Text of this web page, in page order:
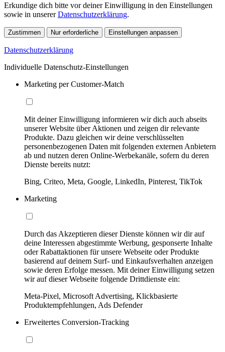
Erkundige dich bitte vor deiner Einwilligung in den Einstellungen
sowie in unsererDatenschutzerklärung.
Zustimmen Nur erforderliche Einstellungen anpassen
Datenschutzerklärung
Individuelle Datenschutz-Einstellungen
Marketing per Customer-Match
Mit deiner Einwilligung informieren wir dich auch abseits
unserer Website über Aktionen und zeigen dir relevante
Produkte. Dazu gleichen wir deine verschlüsselten
personenbezogenen Daten mit folgenden externen Anbietern
ab und nutzen deren Online-Werbekanäle, sofern du deren
Dienste bereits nutzt:
Bing, Criteo, Meta, Google, LinkedIn, Pinterest, TikTok
Marketing
Durch das Akzeptieren dieser Dienste können wir dir auf
deine Interessen abgestimmte Werbung, gesponserte Inhalte
oder Rabattaktionen für unsere Webseite oder Produkte
basierend auf deinem Surf- und Einkaufsverhalten anzeigen
sowie deren Erfolge messen. Mit deiner Einwilligung setzen
wir auf dieser Webseite folgende Drittdienste ein:
Meta-Pixel, Microsoft Advertising, Klickbasierte
Produktempfehlungen, Ads Defender
Erweitertes Conversion-Tracking